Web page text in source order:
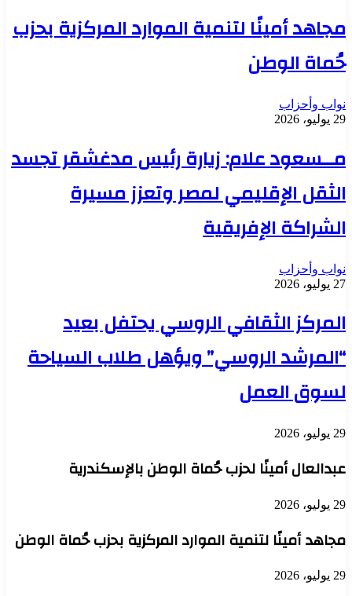
مجاهد أمينًا لتنمية الموارد المركزية بحزب
حُماة الوطن
نواب وأحزاب
29 يوليو، 2026
مــسعود علام: زيارة رئيس مدغشقر تجسد
الثقل الإقليمي لمصر وتعزز مسيرة
الشراكة الإفريقية
نواب وأحزاب
27 يوليو، 2026
المركز الثقافي الروسي يحتفل بعيد
“المرشد الروسي” ويؤهل طلاب السياحة
لسوق العمل
29 يوليو، 2026
عبدالعال أمينًا لحزب حُماة الوطن بالإسكندرية
29 يوليو، 2026
مجاهد أمينًا لتنمية الموارد المركزية بحزب حُماة الوطن
29 يوليو، 2026